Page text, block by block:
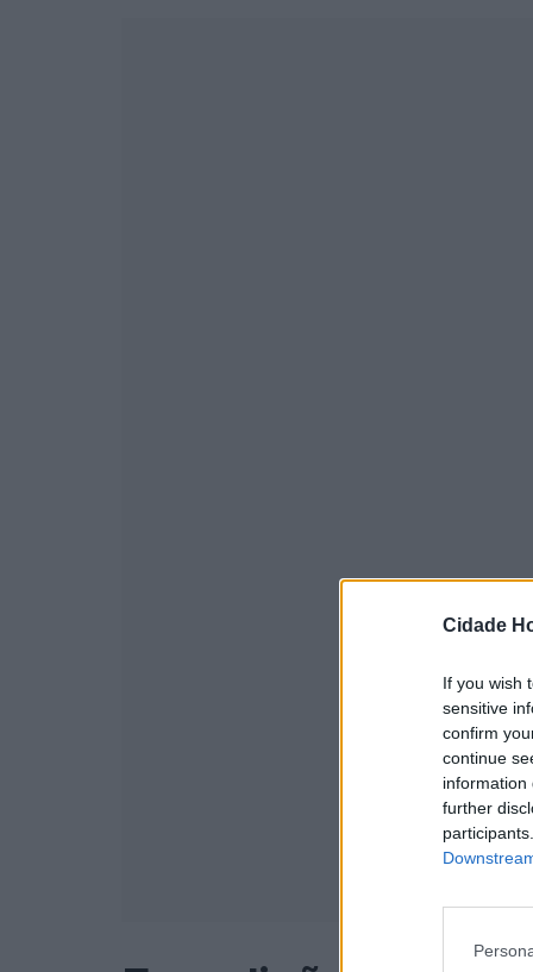
Cidade
If you wish
sensitive
confirm
continue
information
further